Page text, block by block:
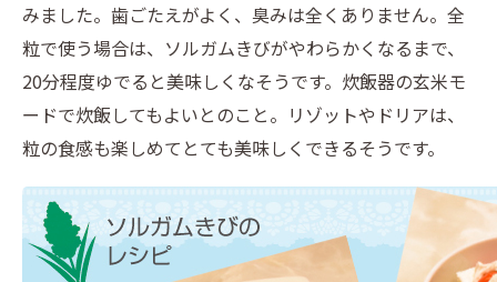
みました。歯ごたえがよく、臭みは全くありません。全
粒で使う場合は、ソルガムきびがやわらかくなるまで、
20分程度ゆでると美味しくなそうです。炊飯器の玄米モ
ードで炊飯してもよいとのこと。リゾットやドリアは、
粒の食感も楽しめてとても美味しくできるそうです。